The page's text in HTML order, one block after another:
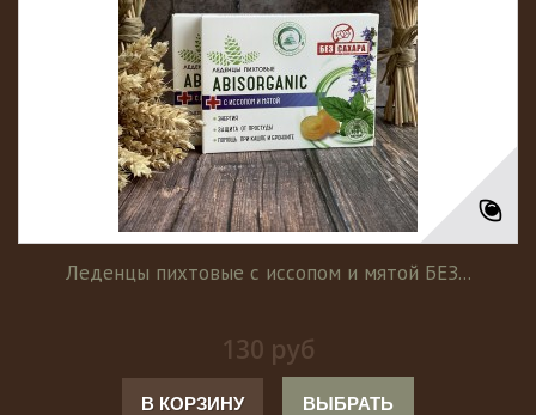
Леденцы пихтовые с иссопом и мятой БЕЗ...
130 руб
В КОРЗИНУ ВЫБРАТЬ